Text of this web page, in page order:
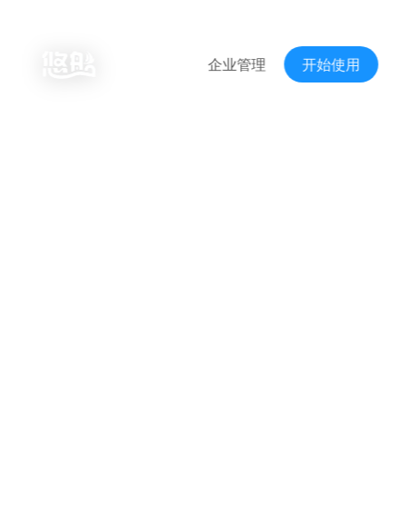
企业管理 开始使用